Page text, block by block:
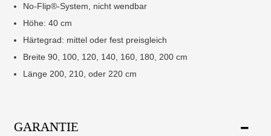
No-Flip®-System, nicht wendbar
Höhe: 40 cm
Härtegrad: mittel oder fest preisgleich
Breite 90, 100, 120, 140, 160, 180, 200 cm
Länge 200, 210, oder 220 cm
GARANTIE